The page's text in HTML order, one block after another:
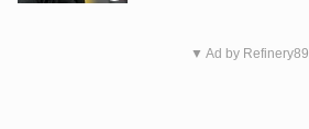
▼ Ad by Refinery89